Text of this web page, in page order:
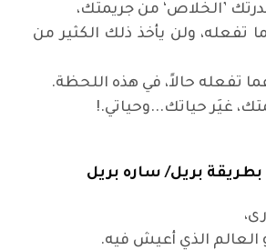
’الخلاص‘ من جريمتك،
تفعله، ولن يأخذ ذلك الكثير من
تفعله حالاً، في هذه اللحظة.
غيَر حياتك...وحياتي!.
بطريقة بريل/ ساره بريل
العالم الذي أعيش فيه.